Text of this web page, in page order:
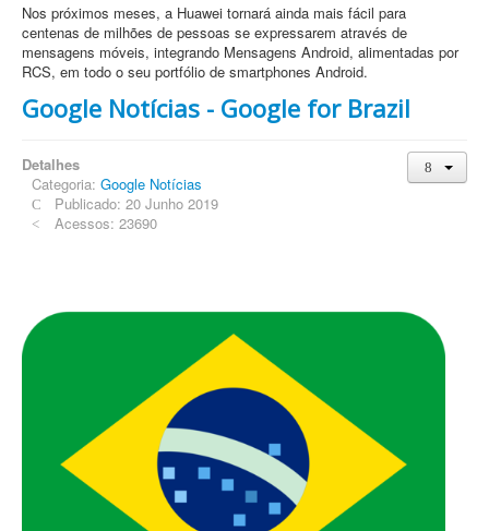
Nos próximos meses, a Huawei tornará ainda mais fácil para
centenas de milhões de pessoas se expressarem através de
mensagens móveis, integrando Mensagens Android, alimentadas por
RCS, em todo o seu portfólio de smartphones Android.
Google Notícias - Google for Brazil
Detalhes
Categoria: Google Notícias
Publicado: 20 Junho 2019
Acessos: 23690